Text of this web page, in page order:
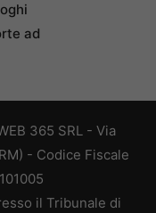
ad
365 SRL - Via
- Codice Fiscale
il Tribunale di